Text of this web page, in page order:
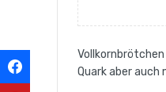
Quark aber auch